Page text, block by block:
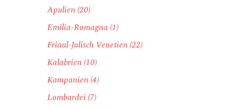
Apulien(20)
Emilia-Romagna (1)
Friaul-Julisch Venetien(22)
Kalabrien(10)
Kampanien(4)
Lombardei(7)